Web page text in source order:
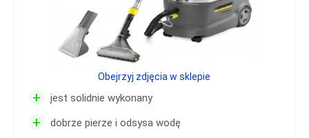
+ jest solidnie wykonany
+ dobrze pierze i odsysa wodę
Obejrzyj zdjęcia w sklepie